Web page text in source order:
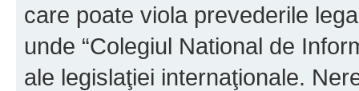
care poate viola prevederile
unde “Colegiul National de
ale legislaţiei internaţionale.